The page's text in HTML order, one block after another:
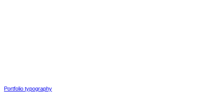
Portfolio typography